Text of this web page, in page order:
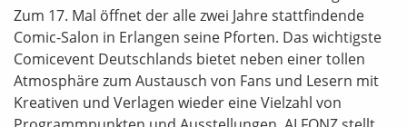
Zum 17. Mal öffnet der alle zwei Jahre stattfindende
Comic-Salon in Erlangen seine Pforten. Das wichtigste
Comicevent Deutschlands bietet neben einer tollen
Atmosphäre zum Austausch von Fans und Lesern mit
Kreativen und Verlagen wieder eine Vielzahl von